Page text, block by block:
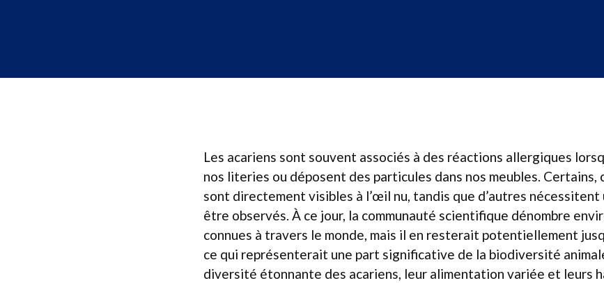
Les acariens sont souvent associés à des réactions allergiques
nos literies ou déposent des particules dans nos meubles. Certains,
sont directement visibles à l’œil nu, tandis que d’autres nécessitent
être observés. À ce jour, la communauté scientifique dénombre
connues à travers le monde, mais il en resterait potentiellement
ce qui représenterait une part significative de la biodiversité
diversité étonnante des acariens, leur alimentation variée et leurs